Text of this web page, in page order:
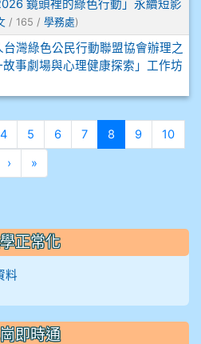
鏡頭裡的綠色行動」永續短影
/ 165 / 學務處)
台灣綠色公民行動聯盟協會辦理之
故事劇場與心理健康探索」工作坊
4 5 6 7 8 (目前頁次)
9
10
›下一頁
»最後頁
正常化
料
即時通